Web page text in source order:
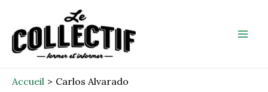
contenu
Accueil Carlos Alvarado